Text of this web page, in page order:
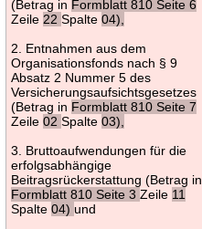
(Betrag in Formblatt 810 Seite 6
Zeile 22Spalte04),
2. Entnahmen aus dem
Organisationsfonds nach § 9
Absatz 2 Nummer 5 des
Versicherungsaufsichtsgesetzes
(Betrag in Formblatt 810 Seite 7
Zeile02Spalte03),
3. Bruttoaufwendungen für die
erfolgsabhängige
Beitragsrückerstattung (Betrag in
Formblatt 810 Seite 3Zeile 11
Spalte04)und